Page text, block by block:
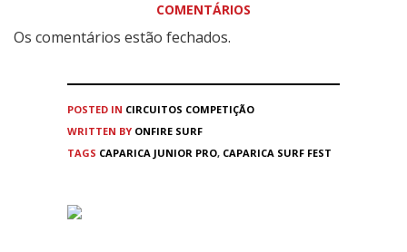
COMENTÁRIOS
Os comentários estão fechados.
POSTED IN CIRCUITOS COMPETIÇÃO
WRITTEN BY ONFIRE SURF
TAGS CAPARICA JUNIOR PRO, CAPARICA SURF FEST